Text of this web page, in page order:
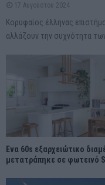
17 Αυγούστου 2024
Κορυφαίος έλληνας
αλλάζουν την συχνότητα
Ένα 60s εξαρχειώτικο
μετατράπηκε σε φωτεινό